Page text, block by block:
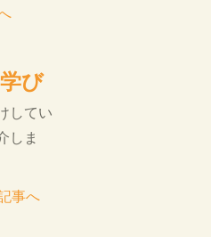
び
してい
しま
事へ